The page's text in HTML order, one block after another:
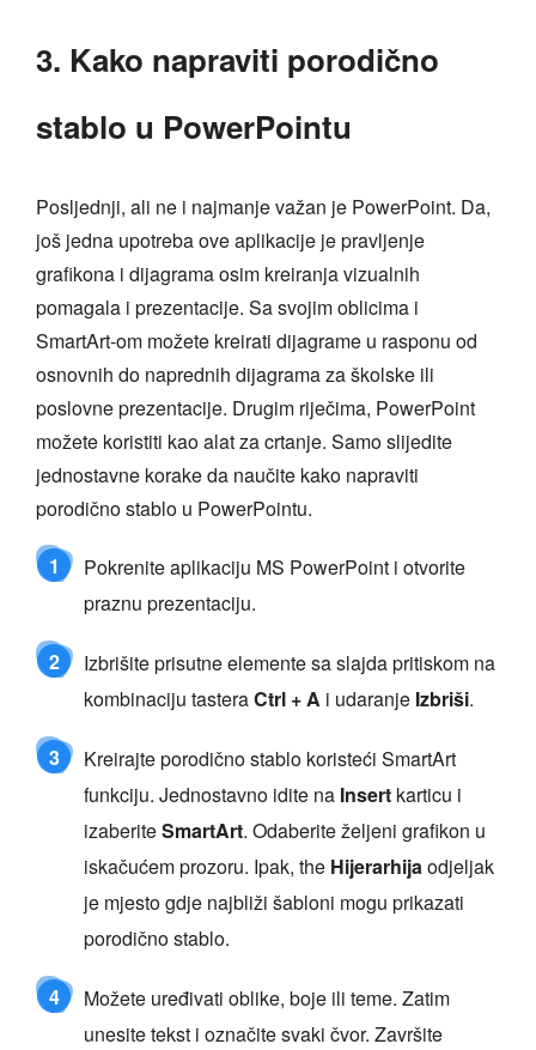
3. Kako napraviti porodično
stablo u PowerPointu
Posljednji, ali ne i najmanje važan je PowerPoint. Da,
još jedna upotreba ove aplikacije je pravljenje
grafikona i dijagrama osim kreiranja vizualnih
pomagala i prezentacije. Sa svojim oblicima i
SmartArt-om možete kreirati dijagrame u rasponu od
osnovnih do naprednih dijagrama za školske ili
poslovne prezentacije. Drugim riječima, PowerPoint
možete koristiti kao alat za crtanje. Samo slijedite
jednostavne korake da naučite kako napraviti
porodično stablo u PowerPointu.
1
Pokrenite aplikaciju MS PowerPoint i otvorite
praznu prezentaciju.
2
Izbrišite prisutne elemente sa slajda pritiskom na
kombinaciju tasteraCtrl + A i udaranje Izbriši.
3
Kreirajte porodično stablo koristeći SmartArt
funkciju. Jednostavno idite na Insert karticu i
izaberiteSmartArt. Odaberite željeni grafikon u
iskačućem prozoru. Ipak, the Hijerarhija odjeljak
je mjesto gdje najbliži šabloni mogu prikazati
porodično stablo.
4
Možete uređivati oblike, boje ili teme. Zatim
unesite tekst i označite svaki čvor. Završite